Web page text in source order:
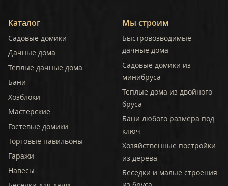
Каталог
Садовые домики
Дачные дома
Теплые дачные дома
Бани
Хозблоки
Мастерские
Гостевые домики
Торговые павильоны
Гаражи
Навесы
Мы строим
Быстровозводимые
дачные дома
Садовые домики из
минибруса
Теплые дома из двойного
бруса
Бани любого размера под
ключ
Хозяйственные постройки
из дерева
Беседки и малые строения